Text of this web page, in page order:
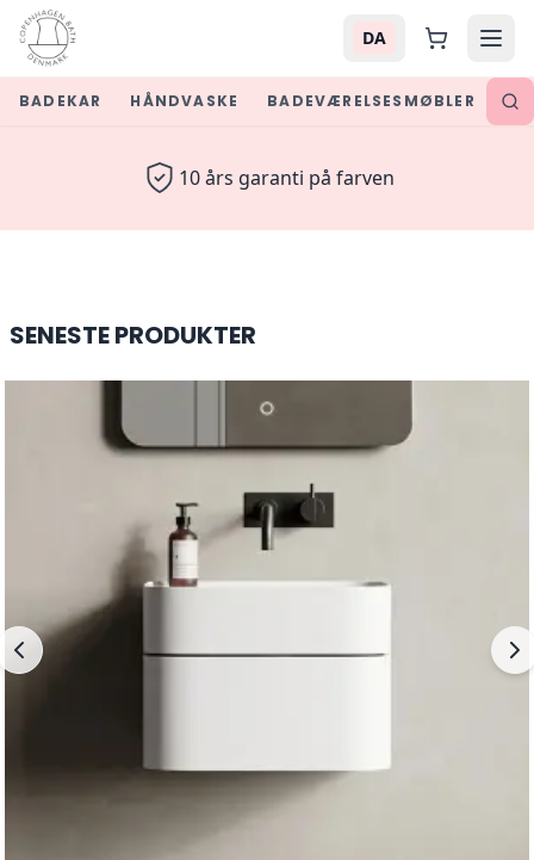
DA
BADEKAR HÅNDVASKE BADEVÆRELSESMØBLER
30 dages returret
SENESTE PRODUKTER